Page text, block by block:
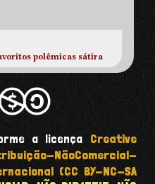
polêmicas sátira
a licença Creative
NãoComercial-
(CC BY-NC-SA